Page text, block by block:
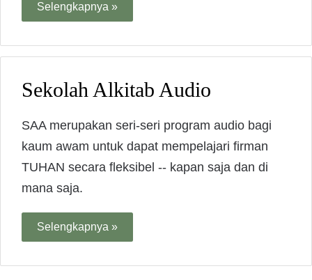
Selengkapnya »
Sekolah Alkitab Audio
SAA merupakan seri-seri program audio bagi
kaum awam untuk dapat mempelajari firman
TUHAN secara fleksibel -- kapan saja dan di
mana saja.
Selengkapnya »